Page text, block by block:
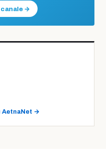
→
AetnaNet →